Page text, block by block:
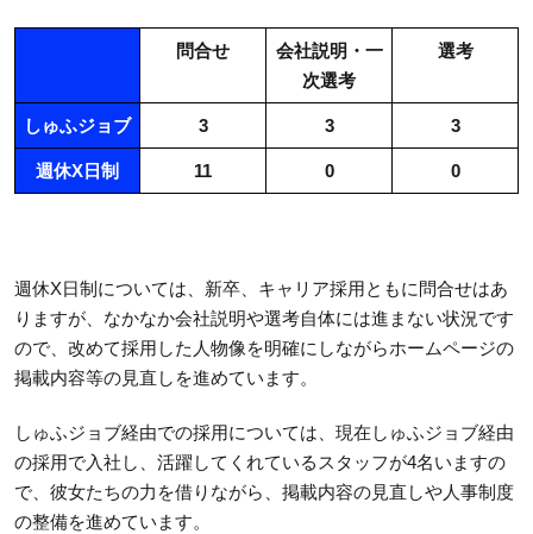
問合せ
会社説明・一
次選考
選考
しゅふジョブ 3 3 3
週休X日制 11 0 0
週休X日制については、新卒、キャリア採用ともに問合せはあ
りますが、なかなか会社説明や選考自体には進まない状況です
ので、改めて採用した人物像を明確にしながらホームページの
掲載内容等の見直しを進めています。
しゅふジョブ経由での採用については、現在しゅふジョブ経由
の採用で入社し、活躍してくれているスタッフが4名いますの
で、彼女たちの力を借りながら、掲載内容の見直しや人事制度
の整備を進めています。